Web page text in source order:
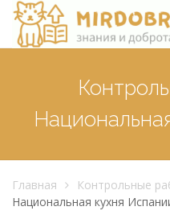
Главная Контрольные
Национальная кухня